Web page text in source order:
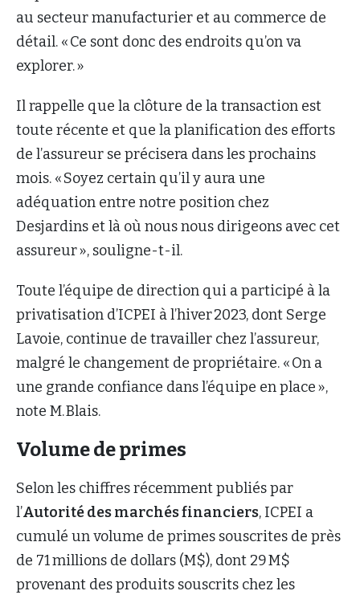
au secteur manufacturier et au commerce de
détail. « Ce sont donc des endroits qu’on va
explorer. »
Il rappelle que la clôture de la transaction est
toute récente et que la planification des efforts
de l’assureur se précisera dans les prochains
mois. « Soyez certain qu’il y aura une
adéquation entre notre position chez
Desjardins et là où nous nous dirigeons avec cet
assureur », souligne-t-il.
Toute l’équipe de direction qui a participé à la
privatisation d’ICPEI à l’hiver 2023, dont Serge
Lavoie, continue de travailler chez l’assureur,
malgré le changement de propriétaire. « On a
une grande confiance dans l’équipe en place »,
note M. Blais.
Volume de primes
Selon les chiffres récemment publiés par
l’Autorité des marchés financiers, ICPEI a
cumulé un volume de primes souscrites de près
de 71 millions de dollars (M$), dont 29 M$
provenant des produits souscrits chez les